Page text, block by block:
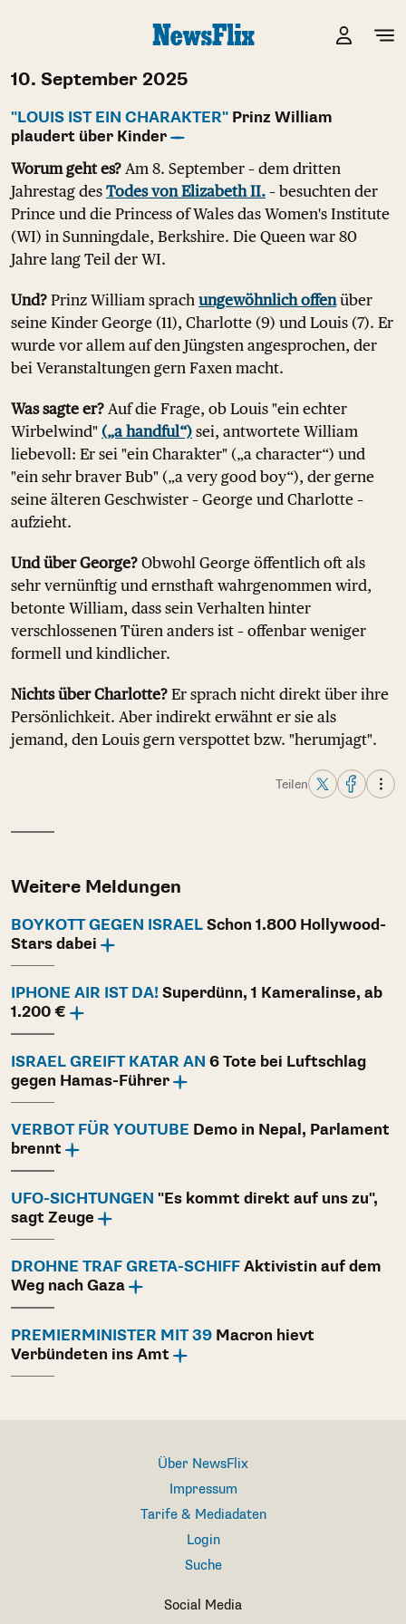
10. September 2025
"LOUIS IST EIN CHARAKTER" Prinz William
plaudert über Kinder
Worum geht es? Am 8. September – dem dritten
Jahrestag des Todes von Elizabeth II. – besuchten der
Prince und die Princess of Wales das Women's Institute
(WI) in Sunningdale, Berkshire. Die Queen war 80
Jahre lang Teil der WI.
Und? Prinz William sprach ungewöhnlich offenüber
seine Kinder George (11), Charlotte (9) und Louis (7). Er
wurde vor allem auf den Jüngsten angesprochen, der
bei Veranstaltungen gern Faxen macht.
Was sagte er? Auf die Frage, ob Louis "ein echter
Wirbelwind" („a handful“) sei, antwortete William
liebevoll: Er sei "ein Charakter" („a character“) und
"ein sehr braver Bub" („a very good boy“), der gerne
seine älteren Geschwister – George und Charlotte –
aufzieht.
Und über George? Obwohl George öffentlich oft als
sehr vernünftig und ernsthaft wahrgenommen wird,
betonte William, dass sein Verhalten hinter
verschlossenen Türen anders ist – offenbar weniger
formell und kindlicher.
Nichts über Charlotte? Er sprach nicht direkt über ihre
Persönlichkeit. Aber indirekt erwähnt er sie als
jemand, den Louis gern verspottet bzw. "herumjagt".
Teilen
Weitere Meldungen
BOYKOTT GEGEN ISRAEL Schon 1.800 Hollywood-
Stars dabei
IPHONE AIR IST DA! Superdünn, 1 Kameralinse, ab
1.200 €
ISRAEL GREIFT KATAR AN 6 Tote bei Luftschlag
gegen Hamas-Führer
VERBOT FÜR YOUTUBE Demo in Nepal, Parlament
brennt
UFO-SICHTUNGEN "Es kommt direkt auf uns zu",
sagt Zeuge
DROHNE TRAF GRETA-SCHIFF Aktivistin auf dem
Weg nach Gaza
PREMIERMINISTER MIT 39 Macron hievt
Verbündeten ins Amt
Über NewsFlix
Impressum
Tarife & Mediadaten
Login
Suche
Social Media